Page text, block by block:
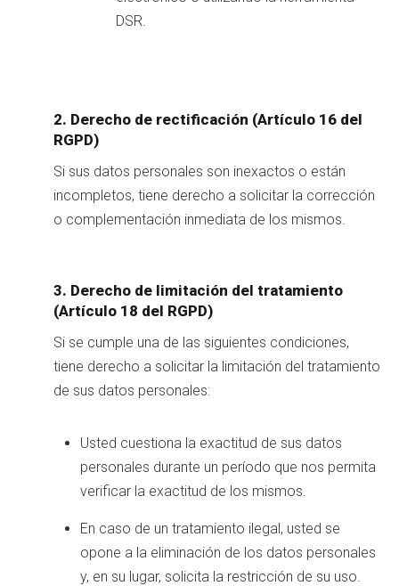
DSR.
2. Derecho de rectificación (Artículo 16 del
RGPD)
Si sus datos personales son inexactos o están
incompletos, tiene derecho a solicitar la corrección
o complementación inmediata de los mismos.
3. Derecho de limitación del tratamiento
(Artículo 18 del RGPD)
Si se cumple una de las siguientes condiciones,
tiene derecho a solicitar la limitación del tratamiento
de sus datos personales:
Usted cuestiona la exactitud de sus datos
personales durante un período que nos permita
verificar la exactitud de los mismos.
En caso de un tratamiento ilegal, usted se
opone a la eliminación de los datos personales
y, en su lugar, solicita la restricción de su uso.